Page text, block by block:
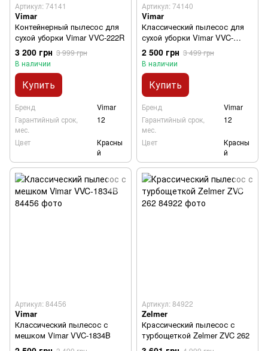
Артикул: 74141
Vimar
Контейнерный пылесос для
сухой уборки Vimar VVC-222R
3 200 грн 3 999 грн
В наличии
Купить
Бренд
Vimar
Гарантийный срок,
мес.
12
Цвет
Красны
й
Артикул: 74140
Vimar
Классический пылесос для
сухой уборки Vimar VVC-
1834R
2 500 грн 3 499 грн
В наличии
Купить
Бренд
Vimar
Гарантийный срок,
мес.
12
Цвет
Красны
й
Артикул: 84456
Vimar
Классический пылесос с
мешком Vimar VVC-1834B
Артикул: 84922
Zelmer
Крассический пылесос с
турбощеткой Zelmer ZVC 262